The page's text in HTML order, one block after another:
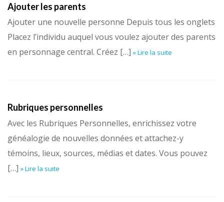
Ajouter les parents
Ajouter une nouvelle personne Depuis tous les onglets
Placez l’individu auquel vous voulez ajouter des parents
en personnage central. Créez […] » Lire la suite
Rubriques personnelles
Avec les Rubriques Personnelles, enrichissez votre
généalogie de nouvelles données et attachez-y
témoins, lieux, sources, médias et dates. Vous pouvez
[…] » Lire la suite